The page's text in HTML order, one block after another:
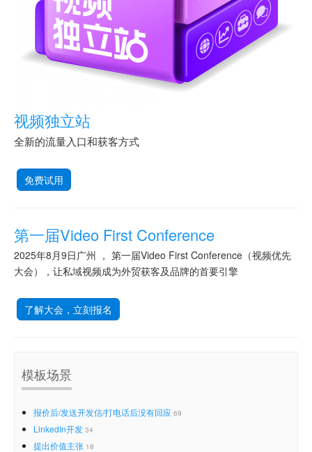
视频独立站
全新的流量入口和获客方式
免费试用
第一届Video First Conference
2025年8月9日广州 ， 第一届Video First Conference（视频优先
大会），让私域视频成为外贸获客及品牌的首要引擎
了解大会，立刻报名
模板场景
报价后/发送开发信/打电话后没有回应 69
LinkedIn开发 34
提出价值主张 18